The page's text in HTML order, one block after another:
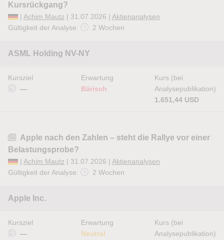
Kursrückgang?
| Achim Mautz | 31.07.2026 | Aktienanalysen
Gültigkeit der Analyse:
2 Wochen
ASML Holding NV-NY
Kursziel
—
Erwartung
Bärisch
Kurs (bei
Analysepublikation)
1.651,44 USD
Apple nach den Zahlen – steht die Rallye vor einer
Belastungsprobe?
| Achim Mautz | 31.07.2026 | Aktienanalysen
Gültigkeit der Analyse:
2 Wochen
Apple Inc.
Kursziel
—
Erwartung
Neutral
Kurs (bei
Analysepublikation)